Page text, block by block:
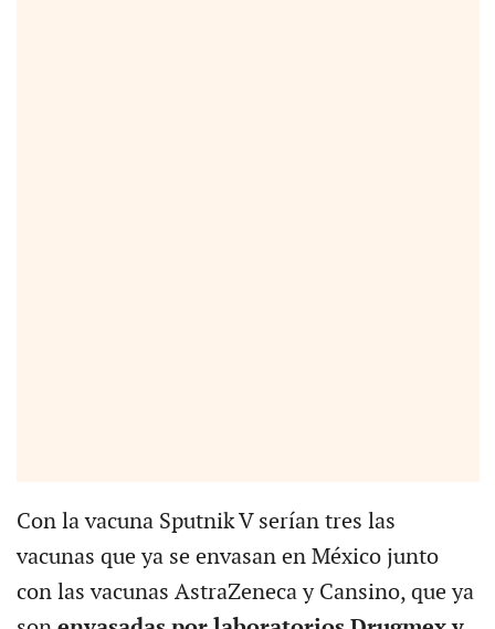
Con la vacuna Sputnik V serían tres las
vacunas que ya se envasan en México junto
con las vacunas AstraZeneca y Cansino, que ya